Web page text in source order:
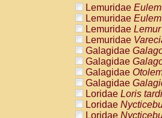
AtelidaeAlouatta
AtelidaeAlouatta
AtelidaeAlouatta
AtelidaeAlouatta
AtelidaeAteles
AtelidaeAteles
AtelidaeAteles
AtelidaeAteles
Atelidae
Atelidae
Pitheciidae
Lemuridae
Lemuridae
Lemuridae
Lemuridae
Galagidae
Galagidae
Galagidae
Galagidae
Loridae Loris
Loridae
Loridae